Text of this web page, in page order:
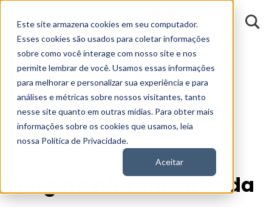
Este site armazena cookies em seu computador.
Esses cookies são usados para coletar informações
sobre como você interage com nosso site e nos
permite lembrar de você. Usamos essas informações
para melhorar e personalizar sua experiência e para
análises e métricas sobre nossos visitantes, tanto
nesse site quanto em outras mídias. Para obter mais
informações sobre os cookies que usamos, leia
nossa Política de Privacidade.
Aceitar
404
Página não encontrada